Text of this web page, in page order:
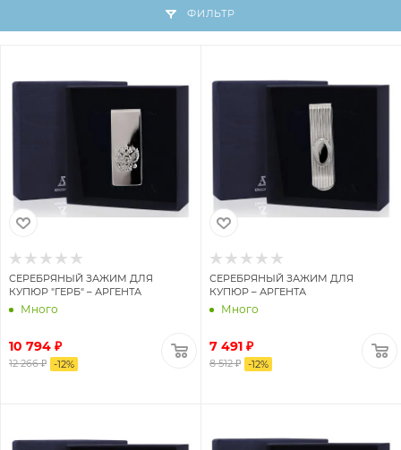
ФИЛЬТР
СЕРЕБРЯНЫЙ ЗАЖИМ ДЛЯ
КУПЮР "ГЕРБ" – АРГЕНТА
Много
10 794 ₽
12 266 ₽ -12%
СЕРЕБРЯНЫЙ ЗАЖИМ ДЛЯ
КУПЮР – АРГЕНТА
Много
7 491 ₽
8 512 ₽ -12%